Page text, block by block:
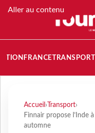
Aller au contenu
FRANCETRANSPORT
Accueil › Transport›
Finnair propose l’Inde
automne